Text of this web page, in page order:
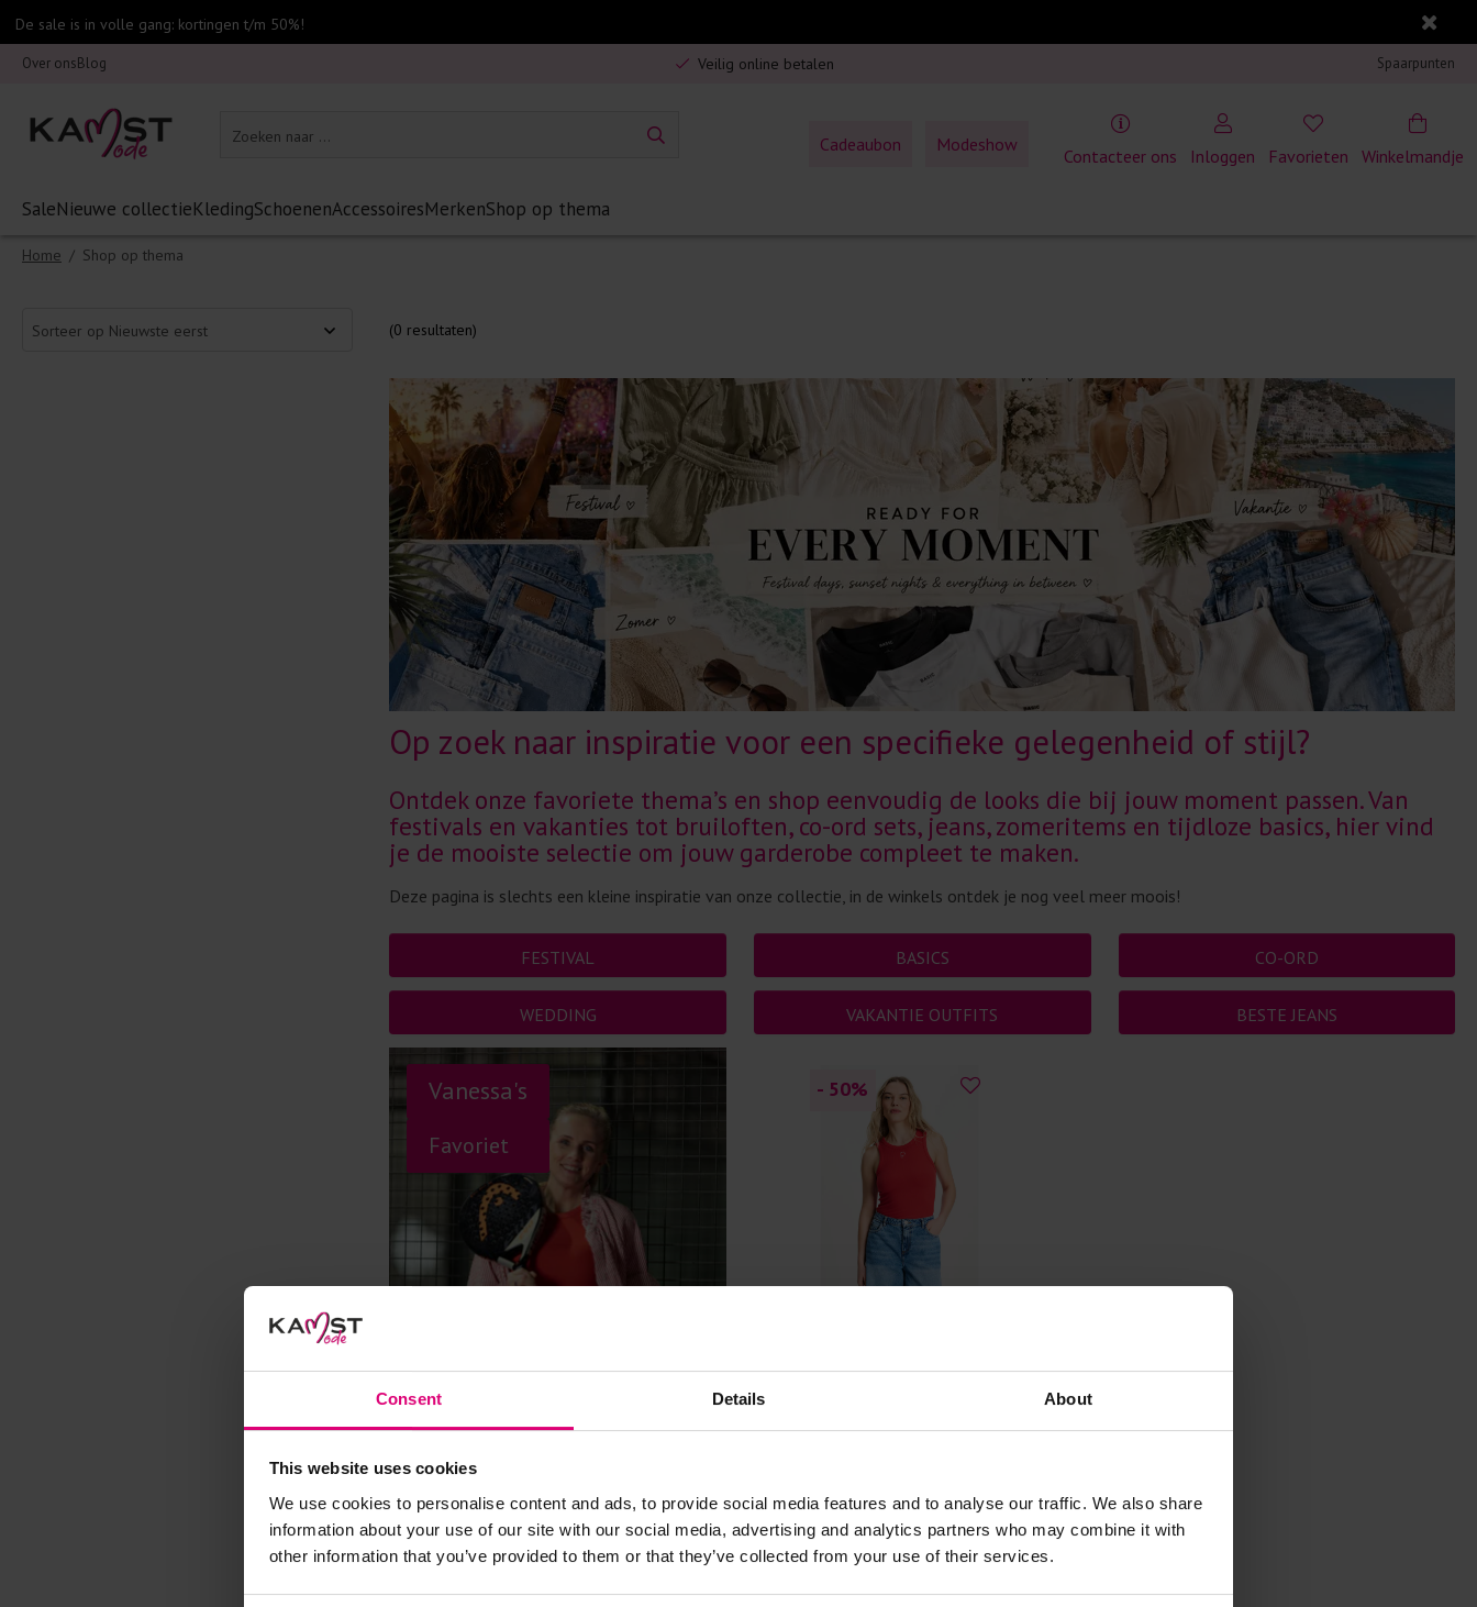
Consent Details About
This website uses cookies
We use cookies to personalise content and ads, to provide social media features and to analyse our traffic. We also share
information about your use of our site with our social media, advertising and analytics partners who may combine it with
other information that you’ve provided to them or that they’ve collected from your use of their services.
De sale is in volle gang: kortingen t/m 50%!
Over onsBlog
Veilig online betalen
Gratis verzending in Nederland vanaf €75,-
Spaarpunten
Winkelmandje
Cadeaubon Modeshow
Contacteer ons Inloggen Favorieten
SaleNieuwe collectieKledingSchoenenAccessoiresMerkenShop op thema
Home / Shop op thema
(0 resultaten)
Op zoek naar inspiratie voor een specifieke gelegenheid of stijl?
Ontdek onze favoriete thema’s en shop eenvoudig de looks die bij jouw moment passen. Van
festivals en vakanties tot bruiloften, co-ord sets, jeans, zomeritems en tijdloze basics, hier vind
je de mooiste selectie om jouw garderobe compleet te maken.
Deze pagina is slechts een kleine inspiratie van onze collectie, in de winkels ontdek je nog veel meer moois!
FESTIVAL BASICS CO-ORD
WEDDING VAKANTIE OUTFITS BESTE JEANS
Favoriet
Vanessa's - 50%